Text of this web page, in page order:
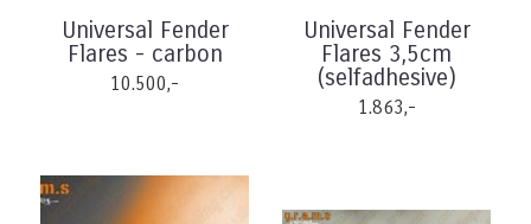
Universal Fender
Flares - carbon
10.500,-
Universal Fender
Flares 3,5cm
(selfadhesive)
1.863,-